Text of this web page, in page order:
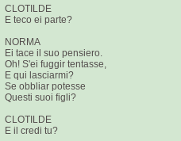
CLOTILDE
E teco ei parte?
NORMA
Ei tace il suo pensiero.
Oh! S'ei fuggir tentasse,
E qui lasciarmi?
Se obbliar potesse
Questi suoi figli?
CLOTILDE
E il credi tu?